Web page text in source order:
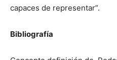
capaces de representar”.
Bibliografía